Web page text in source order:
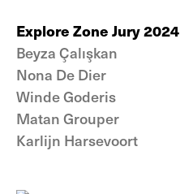
Explore Zone Jury 2024
Beyza Çalışkan
Nona De Dier
Winde Goderis
Matan Grouper
Karlijn Harsevoort